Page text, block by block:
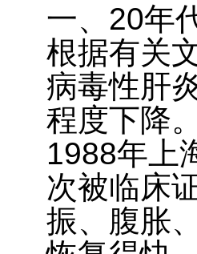
一、 20年
根据有关
病毒性肝
程度下降
1988年上
次被临床
振、腹胀